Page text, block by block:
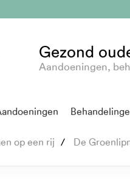
Gezond
Aandoeningen,
op een rij De